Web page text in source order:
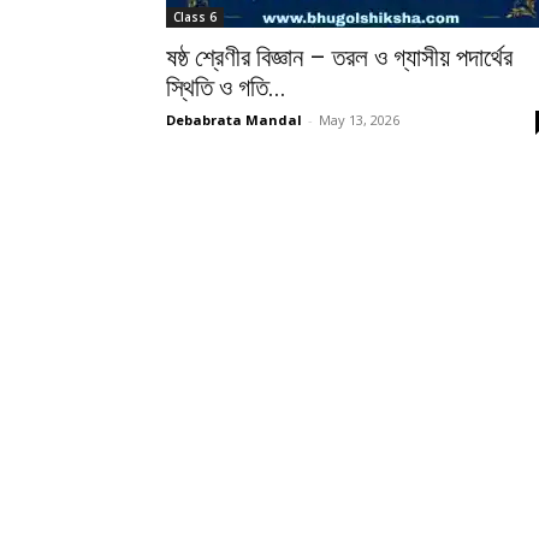
Class 6
ষষ্ঠ শ্রেণীর বিজ্ঞান – তরল ও গ্যাসীয় পদার্থের
স্থিতি ও গতি...
Debabrata Mandal - May 13, 2026